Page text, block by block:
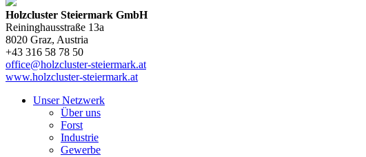
Holzcluster Steiermark GmbH
Reininghausstraße 13a
8020 Graz, Austria
+43 316 58 78 50
office@holzcluster-steiermark.at
www.holzcluster-steiermark.at
Unser Netzwerk
Über uns
Forst
Industrie
Gewerbe